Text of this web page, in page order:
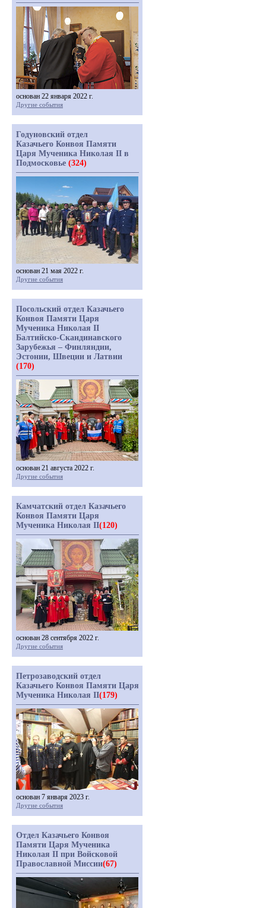
основан 22 января 2022 г.
Другие события
Годуновский отдел
Казачьего Конвоя Памяти
Царя Мученика Николая II в
Подмосковье (324)
основан 21 мая 2022 г.
Другие события
Посольский отдел Казачьего
Конвоя Памяти Царя
Мученика Николая II
Балтийско-Скандинавского
Зарубежья – Финляндии,
Эстонии, Швеции и Латвии
(170)
основан 21 августа 2022 г.
Другие события
Камчатский отдел Казачьего
Конвоя Памяти Царя
Мученика Николая II(120)
основан 28 сентября 2022 г.
Другие события
Петрозаводский отдел
Казачьего Конвоя Памяти Царя
Мученика Николая II(179)
основан 7 января 2023 г.
Другие события
Отдел Казачьего Конвоя
Памяти Царя Мученика
Николая II при Войсковой
Православной Миссии(67)